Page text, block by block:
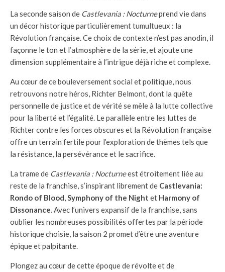
La seconde saison de Castlevania : Nocturneprend vie dans
un décor historique particulièrement tumultueux : la
Révolution française. Ce choix de contexte n’est pas anodin, il
façonne le ton et l’atmosphère de la série, et ajoute une
dimension supplémentaire à l’intrigue déjà riche et complexe.
Au cœur de ce bouleversement social et politique, nous
retrouvons notre héros, Richter Belmont, dont la quête
personnelle de justice et de vérité se mêle à la lutte collective
pour la liberté et l’égalité. Le parallèle entre les luttes de
Richter contre les forces obscures et la Révolution française
offre un terrain fertile pour l’exploration de thèmes tels que
la résistance, la persévérance et le sacrifice.
La trame de Castlevania : Nocturneest étroitement liée au
reste de la franchise, s’inspirant librement de Castlevania:
Rondo of Blood,Symphony of the Night et Harmony of
Dissonance. Avec l’univers expansif de la franchise, sans
oublier les nombreuses possibilités offertes par la période
historique choisie, la saison 2 promet d’être une aventure
épique et palpitante.
Plongez au cœur de cette époque de révolte et de